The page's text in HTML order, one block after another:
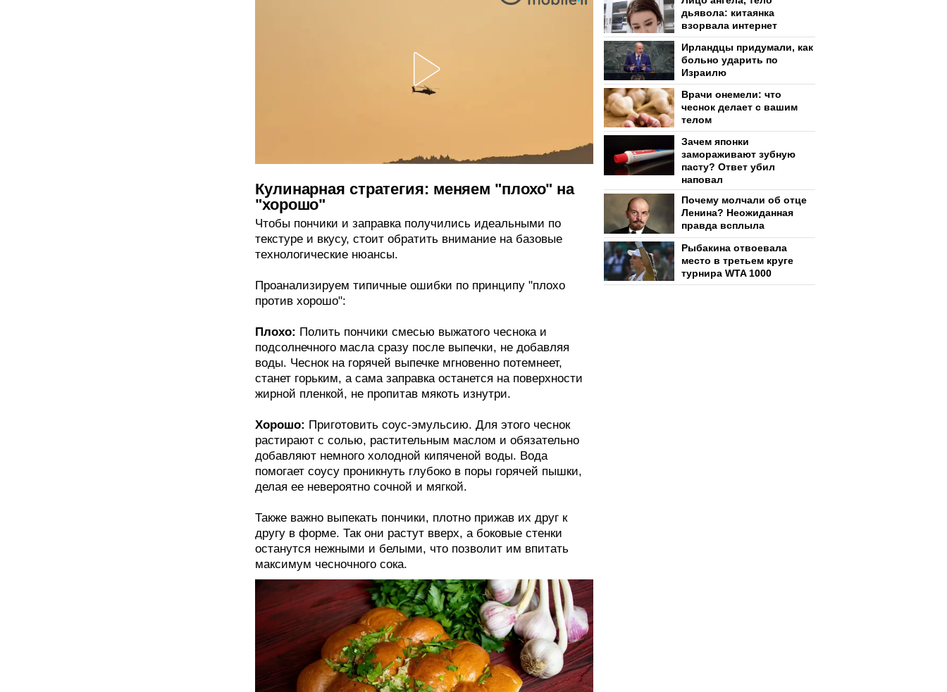
Кулинарная стратегия: меняем "плохо" на
"хорошо"
Чтобы пончики и заправка получились идеальными по
текстуре и вкусу, стоит обратить внимание на базовые
технологические нюансы.
Проанализируем типичные ошибки по принципу "плохо
против хорошо":
Плохо: Полить пончики смесью выжатого чеснока и
подсолнечного масла сразу после выпечки, не добавляя
воды. Чеснок на горячей выпечке мгновенно потемнеет,
станет горьким, а сама заправка останется на поверхности
жирной пленкой, не пропитав мякоть изнутри.
Хорошо: Приготовить соус-эмульсию. Для этого чеснок
растирают с солью, растительным маслом и обязательно
добавляют немного холодной кипяченой воды. Вода
помогает соусу проникнуть глубоко в поры горячей пышки,
делая ее невероятно сочной и мягкой.
Также важно выпекать пончики, плотно прижав их друг к
другу в форме. Так они растут вверх, а боковые стенки
останутся нежными и белыми, что позволит им впитать
максимум чесночного сока.